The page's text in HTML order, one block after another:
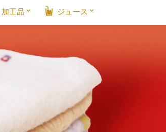
加工品 ジュース